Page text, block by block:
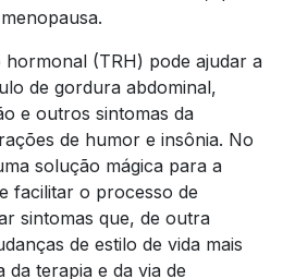
hormonal (TRH) pode ajudar a
de gordura abdominal,
e outros sintomas da
de humor e insônia. No
solução mágica para a
facilitar o processo de
sintomas que, de outra
de estilo de vida mais
da terapia e da via de